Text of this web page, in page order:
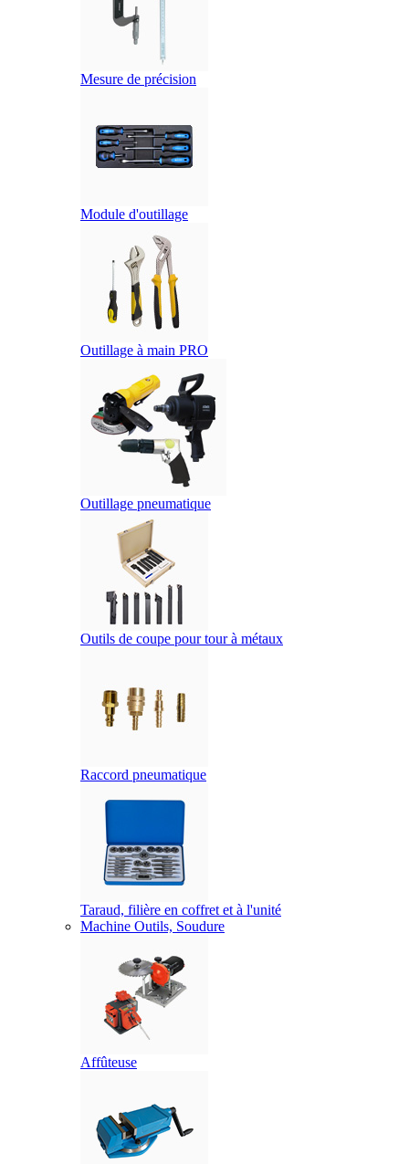
Mesure de précision
Module d'outillage
Outillage à main PRO
Outillage pneumatique
Outils de coupe pour tour à métaux
Raccord pneumatique
Taraud, filière en coffret et à l'unité
Machine Outils, Soudure
Affûteuse